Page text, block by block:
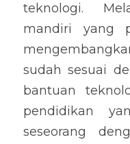
teknologi.
mandiri yang
sudah sesuai
bantuan
pendidikan
seseorang